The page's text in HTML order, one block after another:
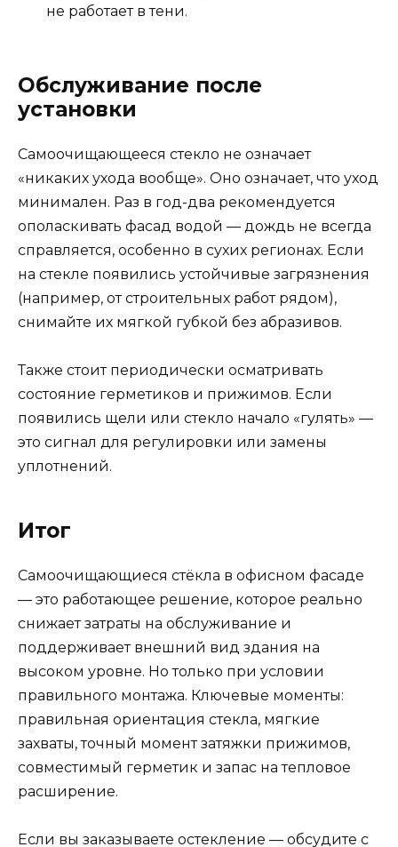
не работает в тени.
Обслуживание после
установки
Самоочищающееся стекло не означает
«никаких ухода вообще». Оно означает, что уход
минимален. Раз в год-два рекомендуется
ополаскивать фасад водой — дождь не всегда
справляется, особенно в сухих регионах. Если
на стекле появились устойчивые загрязнения
(например, от строительных работ рядом),
снимайте их мягкой губкой без абразивов.
Также стоит периодически осматривать
состояние герметиков и прижимов. Если
появились щели или стекло начало «гулять» —
это сигнал для регулировки или замены
уплотнений.
Итог
Самоочищающиеся стёкла в офисном фасаде
— это работающее решение, которое реально
снижает затраты на обслуживание и
поддерживает внешний вид здания на
высоком уровне. Но только при условии
правильного монтажа. Ключевые моменты:
правильная ориентация стекла, мягкие
захваты, точный момент затяжки прижимов,
совместимый герметик и запас на тепловое
расширение.
Если вы заказываете остекление — обсудите с